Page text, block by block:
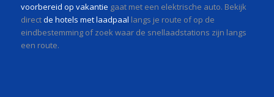
voorbereid op vakantie gaat met een elektrische auto. Bekijk
directde hotels met laadpaal langs je route of op de
eindbestemming of zoek waar de snellaadstations zijn langs
een route.